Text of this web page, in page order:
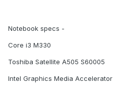
Notebook specs -
Core i3 M330
Toshiba Satellite A505 S60005
Intel Graphics Media Accelerator